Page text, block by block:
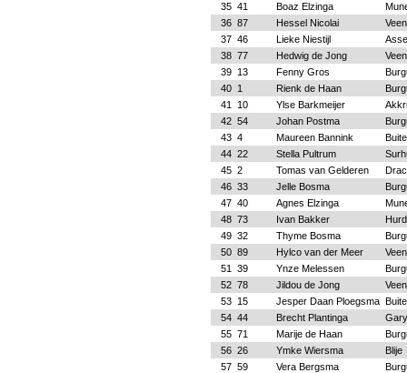
35 41 Boaz Elzinga
36 87 Hessel Nicolai
37 46 Lieke Niestijl
38 77 Hedwig de Jong
39 13 Fenny Gros
40 1 Rienk de Haan
41
10 Ylse Barkmeijer
42 54 Johan Postma
43 4 Maureen Bannink
44 22 Stella Pultrum
45 2 Tomas van Gelderen
46 33 Jelle Bosma
47 40 Agnes Elzinga
48 73 Ivan Bakker
49 32 Thyme Bosma
50 89 Hylco van der Meer
51
39 Ynze Melessen
52 78 Jildou de Jong
53 15 Jesper Daan Ploegsma
54 44 Brecht Plantinga
55 71 Marije de Haan
56 26 Ymke Wiersma
Blije
57 59 Vera Bergsma